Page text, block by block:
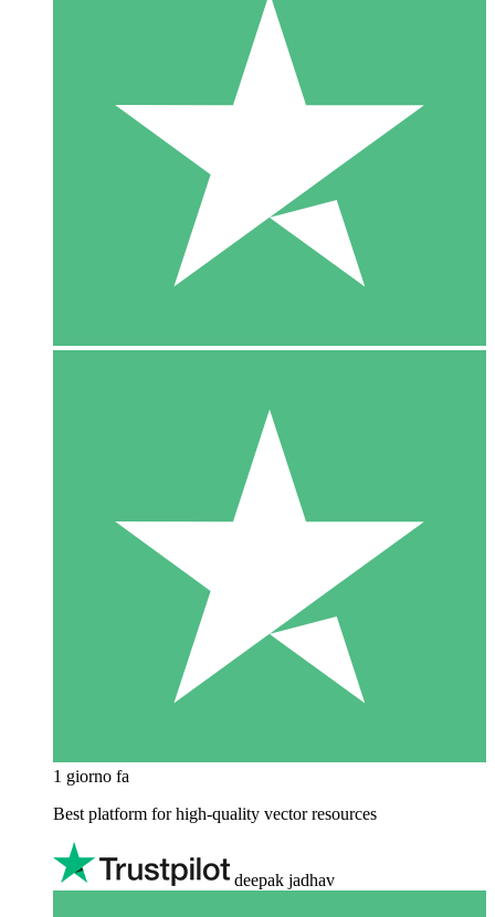
1 giorno fa
Best platform for high-quality vector resources
deepak jadhav